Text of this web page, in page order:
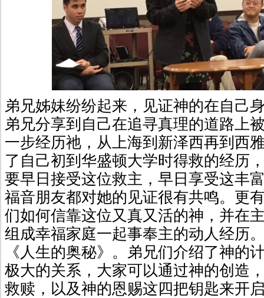
弟兄姊妹纷纷起来，见证神的在自己
弟兄分享到自己在追寻真理的道路上
一步经历祂，从上海到新泽西再到西
了自己初到华盛顿大学时得救的经历
要早日接受这位救主，早日享受这丰
福音朋友都对她的见证很有共鸣。更
们如何信靠这位又真又活的神，并在
组成幸福家庭一起事奉主的动人经历
《人生的奥秘》。弟兄们介绍了神的
极大的关系，大家可以通过神的创造
救赎，以及神的恩赐这四把钥匙来开